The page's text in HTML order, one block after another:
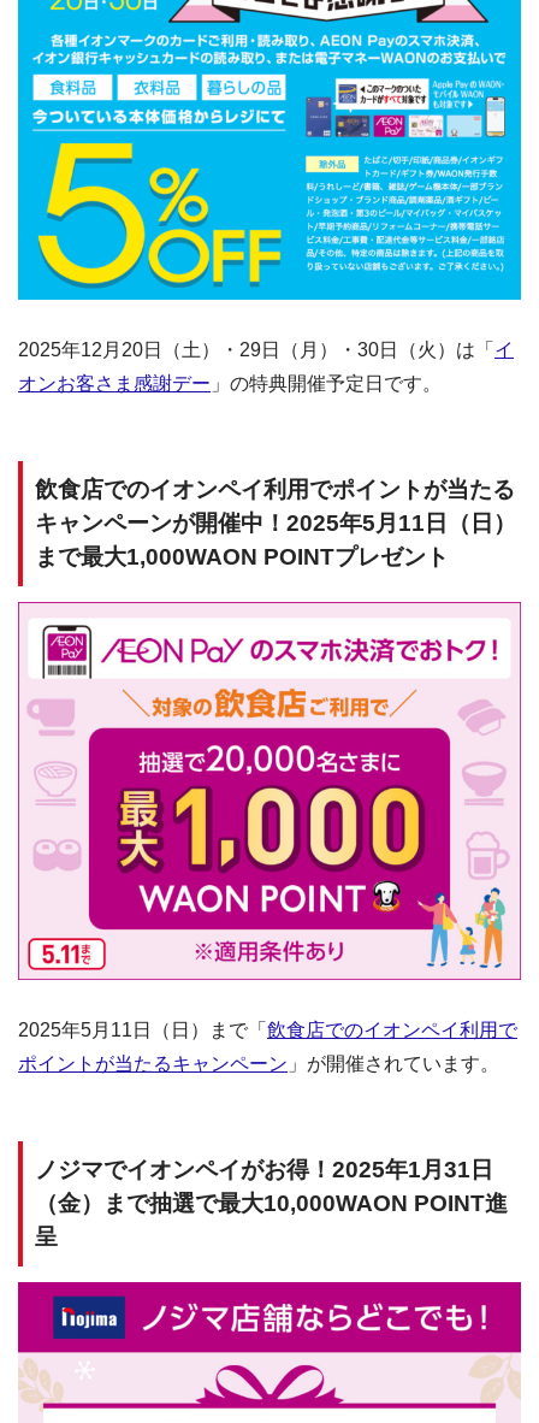
2025年12月20日（土）・29日（月）・30日（火）は「 イ
オンお客さま感謝デー 」の特典開催予定日です。
飲食店でのイオンペイ利用でポイントが当たる
キャンペーンが開催中！2025年5月11日（日）
まで最大1,000WAON POINTプレゼント
2025年5月11日（日）まで「 飲食店でのイオンペイ利用で
ポイントが当たるキャンペーン 」が開催されています。
ノジマでイオンペイがお得！2025年1月31日
（金）まで抽選で最大10,000WAON POINT進
呈